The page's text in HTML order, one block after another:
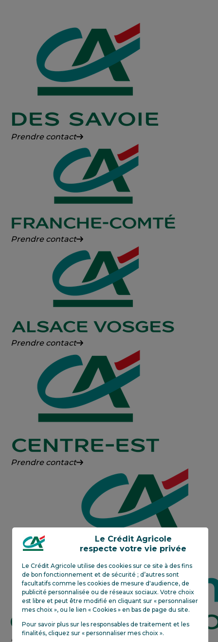
Crédit
Prendre contact
Crédit
Prendre contact
Crédit
Vosges
Prendre contact
Crédit
Prendre contact
Crédit
En savoir plus
Le Crédit Agricole
respecte votre vie privée
Le Crédit Agricole utilise des cookies sur ce site à des fins
de bon fonctionnement et de sécurité ; d’autres sont
facultatifs comme les cookies de mesure d'audience, de
publicité personnalisée ou de réseaux sociaux. Votre choix
est libre et peut être modifié en cliquant sur « personnaliser
mes choix », ou le lien « Cookies » en bas de page du site.
Pour savoir plus sur les responsables de traitement et les
finalités, cliquez sur « personnaliser mes choix».